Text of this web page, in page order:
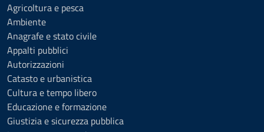
Agricoltura e pesca
Ambiente
Anagrafe e stato civile
Appalti pubblici
Autorizzazioni
Catasto e urbanistica
Cultura e tempo libero
Educazione e formazione
Giustizia e sicurezza pubblica